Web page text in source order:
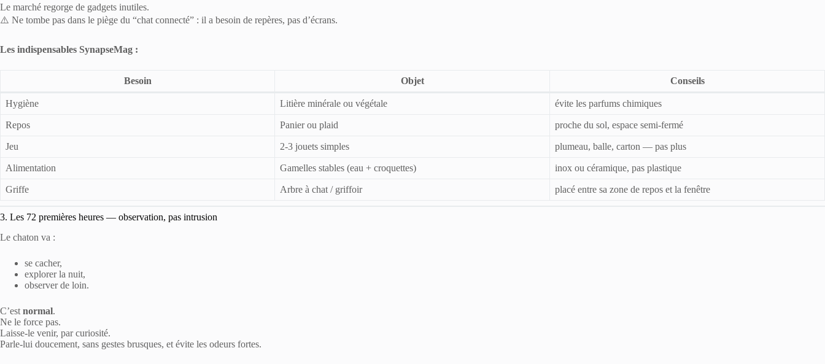
Le marché regorge de gadgets inutiles.
⚠️ Ne tombe pas dans le piège du “chat connecté” : il a besoin de repères, pas d’écrans.
Les indispensables SynapseMag :
Besoin Objet Conseils
Hygiène Litière minérale ou végétale évite les parfums chimiques
Repos Panier ou plaid proche du sol, espace semi-fermé
Jeu 2-3 jouets simples plumeau, balle, carton — pas plus
Alimentation Gamelles stables (eau + croquettes) inox ou céramique, pas plastique
Griffe Arbre à chat / griffoir placé entre sa zone de repos et la fenêtre
3. Les 72 premières heures — observation, pas intrusion
Le chaton va :
se cacher,
explorer la nuit,
observer de loin.
C’est normal.
Ne le force pas.
Laisse-le venir, par curiosité.
Parle-lui doucement, sans gestes brusques, et évite les odeurs fortes.